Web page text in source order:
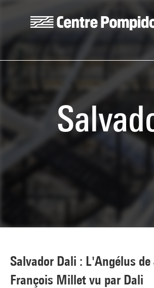
Salvador Dali : L'Angélus
François Millet vu par Dali